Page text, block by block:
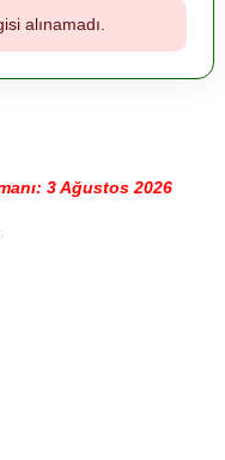
alınamadı.
3 Ağustos 2026